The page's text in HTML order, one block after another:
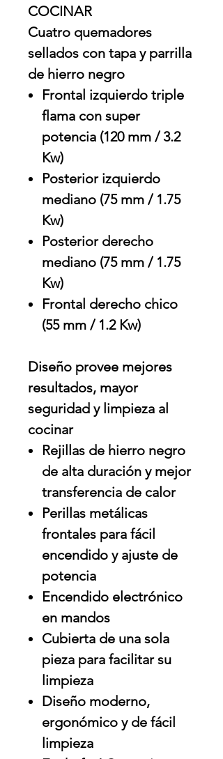
COCINAR
Cuatro quemadores
sellados con tapa y parrilla
de hierro negro
Frontal izquierdo triple
flama con super
potencia (120 mm / 3.2
Kw)
Posterior izquierdo
mediano (75 mm / 1.75
Kw)
Posterior derecho
mediano (75 mm / 1.75
Kw)
Frontal derecho chico
(55 mm / 1.2 Kw)
Diseño provee mejores
resultados, mayor
seguridad y limpieza al
cocinar
Rejillas de hierro negro
de alta duración y mejor
transferencia de calor
Perillas metálicas
frontales para fácil
encendido y ajuste de
potencia
Encendido electrónico
en mandos
Cubierta de una sola
pieza para facilitar su
limpieza
Diseño moderno,
ergonómico y de fácil
limpieza